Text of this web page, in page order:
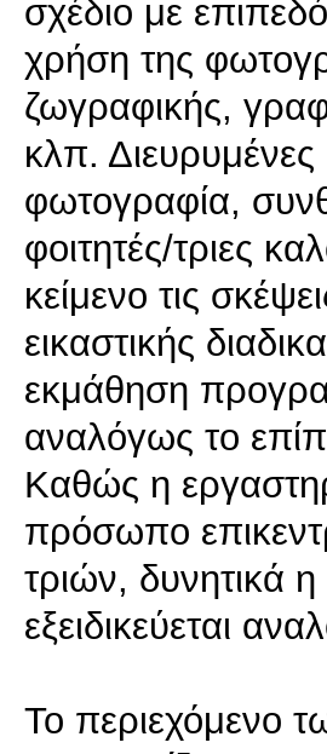
σχέδιο με
χρήση της
ζωγραφικής,
κλπ.
φωτογραφία,
φοιτητές/τριες
κείμενο τις
εικαστικής
εκμάθηση
αναλόγως το
Καθώς η
πρόσωπο
τριών, δυνητικά
εξειδικεύεται
Το περιεχόμενο